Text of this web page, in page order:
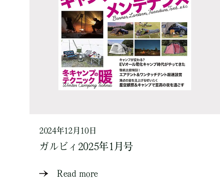
2024年12月10日
ガルビィ2025年1月号
Read more